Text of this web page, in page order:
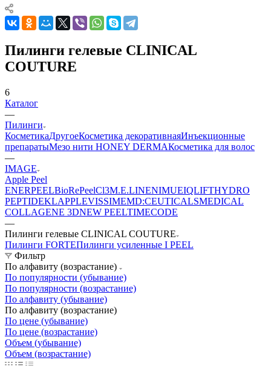
Пилинги гелевые CLINICAL
COUTURE
6
Каталог
—
Пилинги
КосметикаДругоеКосметика декоративнаяИнъекционные
препаратыМезо нити HONEY DERMAКосметика для волос
—
IMAGE
Apple Peel
ENERPEELBioRePeelCl3M.E.LINENIMUEIQLIFTHYDRO
PEPTIDEKLAPPLEVISSIMEMD:CEUTICALSMEDICAL
COLLAGENE 3DNEW PEELTIMECODE
—
Пилинги гелевые CLINICAL COUTURE
Пилинги FORTEПилинги усиленные I PEEL
Фильтр
По алфавиту (возрастание)
По популярности (убывание)
По популярности (возрастание)
По алфавиту (убывание)
По алфавиту (возрастание)
По цене (убывание)
По цене (возрастание)
Объем (убывание)
Объем (возрастание)